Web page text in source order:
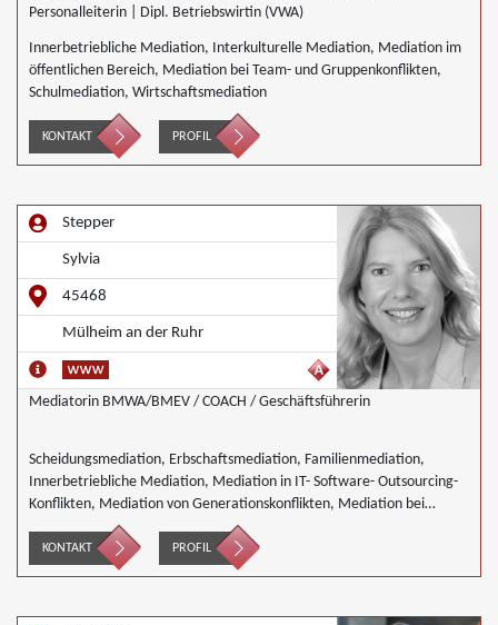
Personalleiterin | Dipl. Betriebswirtin (VWA)
Innerbetriebliche Mediation, Interkulturelle Mediation, Mediation im
öffentlichen Bereich, Mediation bei Team- und Gruppenkonflikten,
Schulmediation, Wirtschaftsmediation
KONTAKT PROFIL
Stepper
Sylvia
45468
Mülheim an der Ruhr
Mediatorin BMWA/BMEV / COACH / Geschäftsführerin
Scheidungsmediation, Erbschaftsmediation, Familienmediation,
Innerbetriebliche Mediation, Mediation in IT- Software- Outsourcing-
Konflikten, Mediation von Generationskonflikten, Mediation bei
Gesellschafterkonflikten, Mediation im öffentlichen Bereich,
Mediation bei Team- und Gruppenkonflikten, Mediation von
Unternehmensnachfolgen, Schulmediation, Wirtschaftsmediation
KONTAKT PROFIL